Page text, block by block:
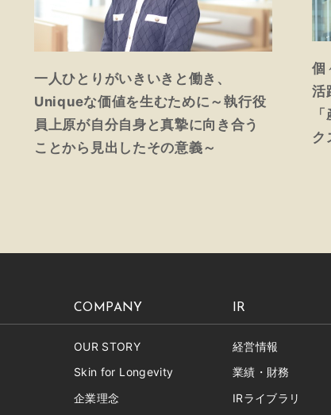
一人ひとりがいきいきと働き、
Uniqueな価値を生むために～執行役
員上原が自分自身と真摯に向き合う
ことから見出したその意義～
個
活
ク
COMPANY
OUR STORY
Skin for Longevity
企業理念
IR
経営情報
業績・財務
IRライブラリ